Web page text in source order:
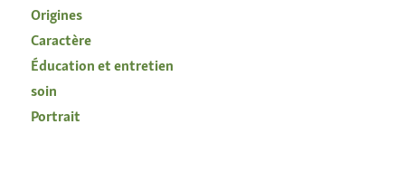
Origines
Caractère
Éducation et entretien
soin
Portrait